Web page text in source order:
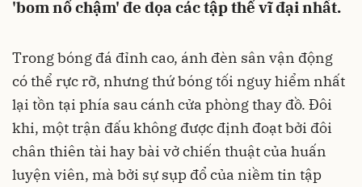
'bom nổ chậm' đe dọa các tập thể vĩ đại nhất.
Trong bóng đá đỉnh cao, ánh đèn sân vận động
có thể rực rỡ, nhưng thứ bóng tối nguy hiểm nhất
lại tồn tại phía sau cánh cửa phòng thay đồ. Đôi
khi, một trận đấu không được định đoạt bởi đôi
chân thiên tài hay bài vở chiến thuật của huấn
luyện viên, mà bởi sự sụp đổ của niềm tin tập